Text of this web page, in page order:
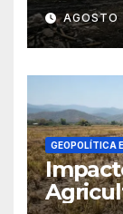
GEOPOLÍTICA